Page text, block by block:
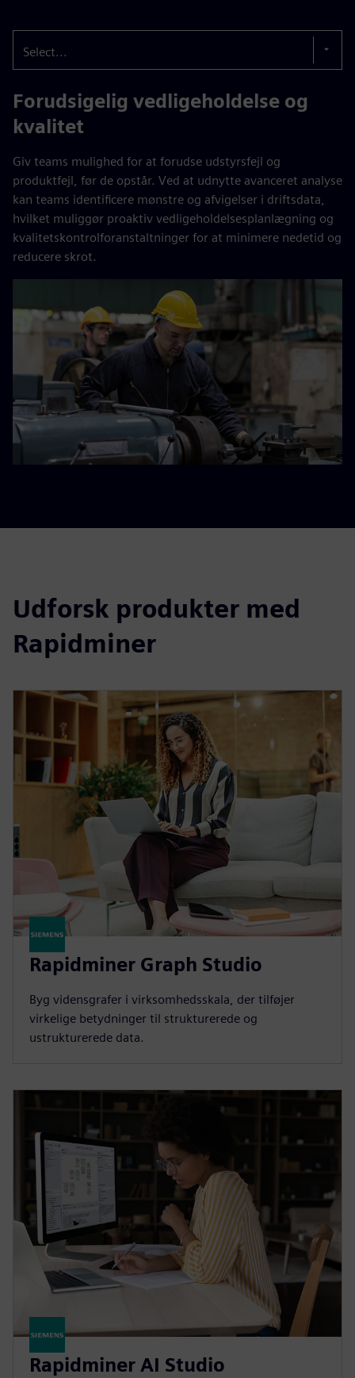
Select...
Forudsigelig vedligeholdelse og
kvalitet
Giv teams mulighed for at forudse udstyrsfejl og
produktfejl, før de opstår. Ved at udnytte avanceret analyse
kan teams identificere mønstre og afvigelser i driftsdata,
hvilket muliggør proaktiv vedligeholdelsesplanlægning og
kvalitetskontrolforanstaltninger for at minimere nedetid og
reducere skrot.
Udforsk produkter med
Rapidminer
Rapidminer Graph Studio
Byg vidensgrafer i virksomhedsskala, der tilføjer
virkelige betydninger til strukturerede og
ustrukturerede data.
Rapidminer AI Studio